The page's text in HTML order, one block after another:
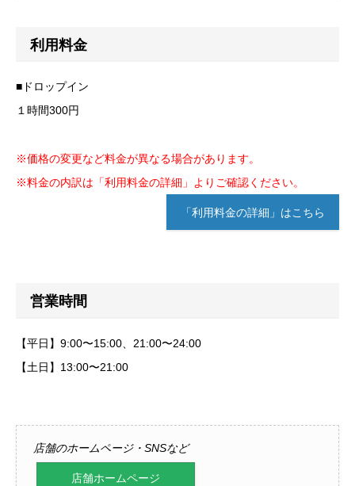
利用料金
■ドロップイン
１時間300円
※価格の変更など料金が異なる場合があります。
※料金の内訳は「利用料金の詳細」よりご確認ください。
「利用料金の詳細」はこちら
営業時間
【平日】9:00〜15:00、21:00〜24:00
【土日】13:00〜21:00
店舗のホームページ・SNSなど
店舗ホームページ